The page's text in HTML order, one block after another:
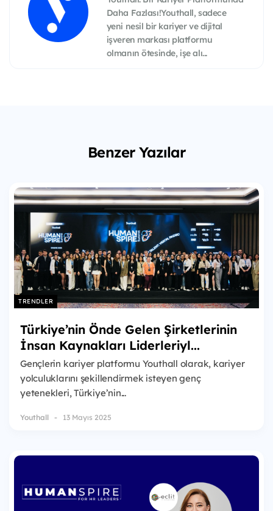
Daha Fazlası!Youthall, sadece
yeni nesil bir kariyer ve dijital
işveren markası platformu
olmanın ötesinde, işe alı...
Benzer Yazılar
TRENDLER
Türkiye’nin Önde Gelen Şirketlerinin
İnsan Kaynakları Liderleriyl...
Gençlerin kariyer platformu Youthall olarak, kariyer
yolculuklarını şekillendirmek isteyen genç
yetenekleri, Türkiye’nin...
Youthall 13 Mayıs 2025